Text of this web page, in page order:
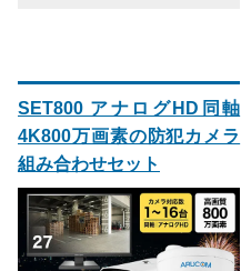
SET800 アナログHD同軸
4K800万画素の防犯カメラ
組み合わせセット